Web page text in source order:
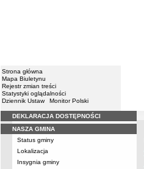
Strona główna
Mapa Biuletynu
Rejestr zmian treści
Statystyki oglądalności
Dziennik Ustaw
Monitor Polski
Menu
DEKLARACJA DOSTĘPNOŚCI
NASZA GMINA
Status gminy
Lokalizacja
Insygnia gminy